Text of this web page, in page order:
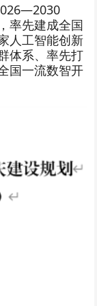
率先建成全国
人工智能创新
体系、率先打
国一流数智开